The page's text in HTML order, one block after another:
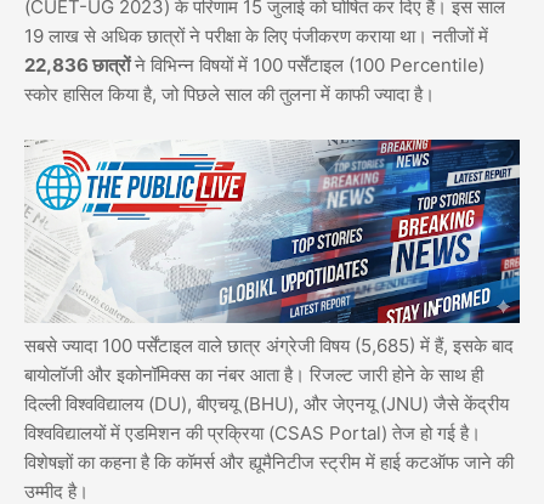
(CUET-UG 2023) के परिणाम 15 जुलाई को घोषित कर दिए हैं। इस साल
19 लाख से अधिक छात्रों ने परीक्षा के लिए पंजीकरण कराया था। नतीजों में
22,836 छात्रोंने विभिन्न विषयों में 100 पर्सेंटाइल (100 Percentile)
स्कोर हासिल किया है, जो पिछले साल की तुलना में काफी ज्यादा है।
सबसे ज्यादा 100 पर्सेंटाइल वाले छात्र अंग्रेजी विषय (5,685) में हैं, इसके बाद
बायोलॉजी और इकोनॉमिक्स का नंबर आता है। रिजल्ट जारी होने के साथ ही
दिल्ली विश्वविद्यालय (DU), बीएचयू (BHU), और जेएनयू (JNU) जैसे केंद्रीय
विश्वविद्यालयों में एडमिशन की प्रक्रिया (CSAS Portal) तेज हो गई है।
विशेषज्ञों का कहना है कि कॉमर्स और ह्यूमैनिटीज स्ट्रीम में हाई कटऑफ जाने की
उम्मीद है।